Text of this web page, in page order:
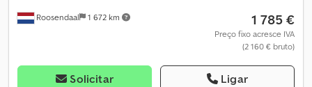
Roosendaal 1 672 km 1 785 €
Preço fixo acresce IVA
(2 160 € bruto)
Solicitar Ligar